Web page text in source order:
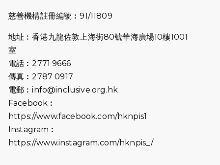
2026-07-09
猛龍長跑隊恆常練習 - 7月9日（19:00
2026-07-02
2026-06-25
（19:00開始）
2026-06-18
猛龍長跑隊恆常練習 - 6月18日
2026-06-11
猛龍長跑隊恆常練習 - 6月11日（19:00
慈善機構註冊編號︰91/11809
地址︰香港九龍佐敦上海街80號華海廣場10樓1001
室
電話︰2771 9666
傳真︰2787 0917
電郵︰info@inclusive.org.hk
Facebook︰
https://www.facebook.com/hknpis1
Instagram︰
https://www.instagram.com/hknpis_/